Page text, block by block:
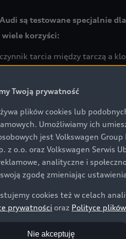
są testowane specjalnie
korzyści:
tarcia między tarczą a
przy wielokrotnym
praca,
wysokie temperatury,
w obu kierunkach obrotu
Twoją prywatność
plików cookies lub
Umożliwiamy ich
jest Volkswagen
z o.o. oraz Volkswagen Serwis
analityczne i
zgodę zmieniając
cookies też w celach
prywatności oraz Polityce
Nie akceptuję